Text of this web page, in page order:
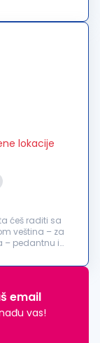
lokacije
ćeš raditi sa
veština – za
– pedantnu i
email
vas!